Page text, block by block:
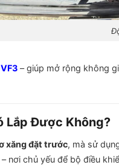
– giúp mở rộng không
Lắp Được Không?
xăng đặt trước, mà sử
– nơi chủ yếu để bộ điều